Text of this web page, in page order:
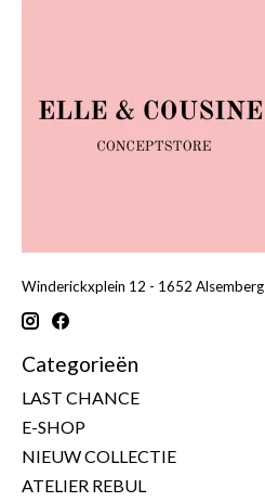
Winderickxplein 12 - 1652 Alsemberg
Categorieën
LAST CHANCE
E-SHOP
NIEUW COLLECTIE
ATELIER REBUL